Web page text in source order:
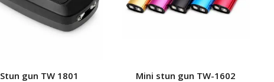
Stun gun TW 1801
Mini stun gun TW-1602